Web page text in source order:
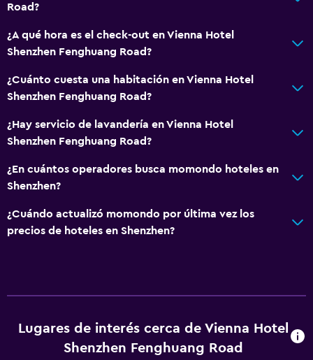
Road?
¿A qué hora es el check-out en Vienna Hotel
Shenzhen Fenghuang Road?
¿Cuánto cuesta una habitación en Vienna Hotel
Shenzhen Fenghuang Road?
¿Hay servicio de lavandería en Vienna Hotel
Shenzhen Fenghuang Road?
¿En cuántos operadores busca momondo hoteles en
Shenzhen?
¿Cuándo actualizó momondo por última vez los
precios de hoteles en Shenzhen?
Lugares de interés cerca de Vienna Hotel
Shenzhen Fenghuang Road